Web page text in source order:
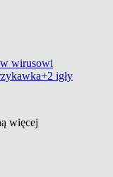
wirusowi
igły
więcej